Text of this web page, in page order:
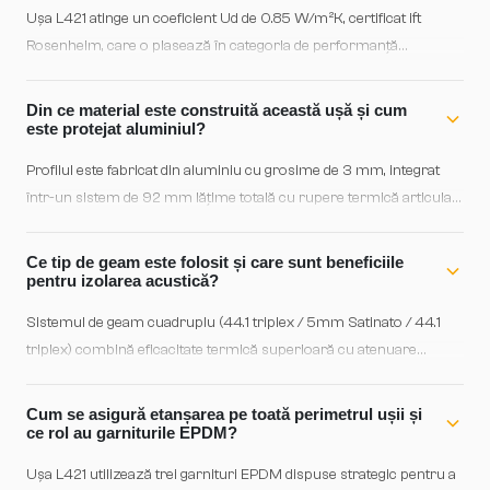
Ușa L421 atinge un coeficient Ud de 0.85 W/m²K, certificat ift
Rosenheim, care o plasează în categoria de performanță
termice articulate de 34 mm și sistemului de geam cuadruplu
(44.1 triplex / 5mm Satinato / 44.1 triplex), care reduc semnificativ
Din ce material este construită această ușă și cum
este protejat aluminiul?
Profilul este fabricat din aluminiu cu grosime de 3 mm, integrat
într-un sistem de 92 mm lățime totală cu rupere termică articulată
durabilitate maximă și rezistență la factorii externi, fiind completată
cu geam de calitate superioară pentru sigurență și estetică
Ce tip de geam este folosit și care sunt beneficiile
pentru izolarea acustică?
Sistemul de geam cuadruplu (44.1 triplex / 5mm Satinato / 44.1
triplex) combină eficacitate termică superioară cu atenuare
dintre ele absorb vibrațiile sonore, protejând locuința de
zgomotele de exterior, în special pentru zona de trafic ridicat sau
Cum se asigură etanșarea pe toată perimetrul ușii și
ce rol au garniturile EPDM?
Ușa L421 utilizează trei garnituri EPDM dispuse strategic pentru a